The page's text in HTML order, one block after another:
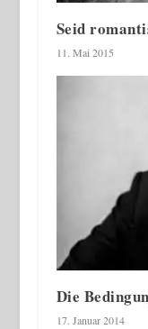
Seid
11. Mai 2015
Die
17. Januar 2014